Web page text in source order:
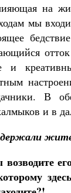
на
мы
и
В
и в